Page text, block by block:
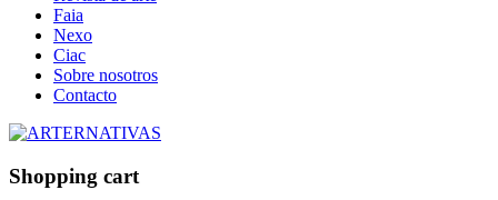
Faia
Nexo
Ciac
Sobre nosotros
Contacto
Shopping cart